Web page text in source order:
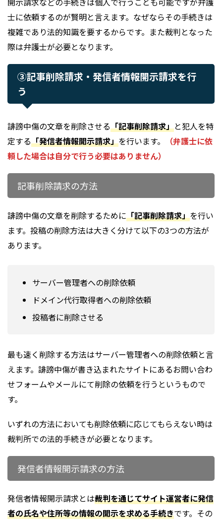
士に依頼するのが賢明と言えます。なぜならその手続きは
複雑であり法的知識を要するからです。また裁判となった
際は弁護士が必要となります。
③記事削除請求・発信者情報開示請求を行
う
誹謗中傷の文章を削除させる「記事削除請求」と犯人を特
定する「発信者情報開示請求」を行います。
（弁護士に依
頼した場合は自分で行う必要はありません）
記事削除請求の方法
誹謗中傷の文章を削除するために「記事削除請求」を行い
ます。投稿の削除方法は大きく分けて以下の3つの方法が
あります。
サーバー管理者への削除依頼
ドメイン代行取得者への削除依頼
投稿者に削除させる
最も速く削除する方法はサーバー管理者への削除依頼と言
えます。誹謗中傷が書き込まれたサイトにあるお問い合わ
せフォームやメールにて削除の依頼を行うというもので
す。
いずれの方法においても削除依頼に応じてもらえない時は
裁判所での法的手続きが必要となります。
発信者情報開示請求の方法
発信者情報開示請求とは裁判を通じてサイト運営者に発信
者の氏名や住所等の情報の開示を求める手続きです。その